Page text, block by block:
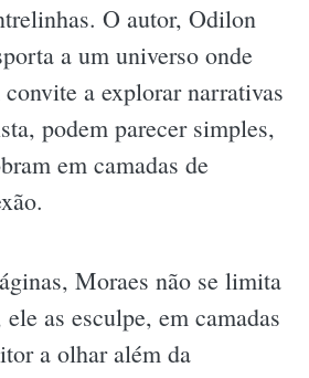
O autor, Odilon
a um universo onde
a explorar narrativas
podem parecer simples,
em camadas de
Moraes não se limita
as esculpe, em camadas
a olhar além da